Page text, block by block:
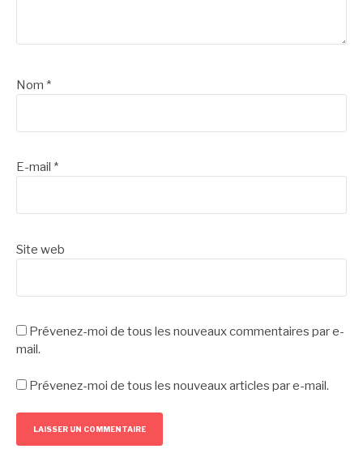
Nom *
E-mail *
Site web
Prévenez-moi de tous les nouveaux commentaires par e-
mail.
Prévenez-moi de tous les nouveaux articles par e-mail.